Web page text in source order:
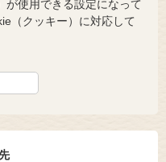
使用できる設定になって
（クッキー）に対応して